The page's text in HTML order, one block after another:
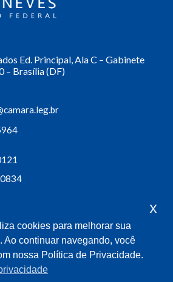
Ed. Principal, Ala C – Gabinete
– Brasília (DF)
mandato
cookies para melhorar sua
Ao continuar navegando, você
nossa Política de Privacidade.
x